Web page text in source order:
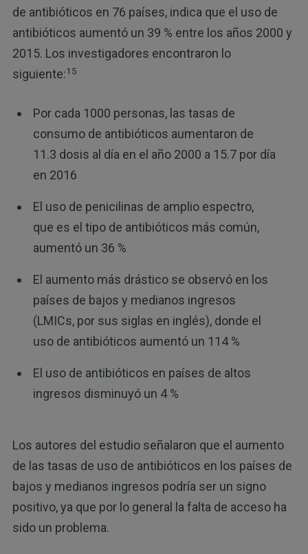
de antibióticos en 76 países, indica que el uso de
antibióticos aumentó un 39 % entre los años 2000 y
2015. Los investigadores encontraron lo
siguiente:15
Por cada 1000 personas, las tasas de
consumo de antibióticos aumentaron de
11.3 dosis al día en el año 2000 a 15.7 por día
en 2016
El uso de penicilinas de amplio espectro,
que es el tipo de antibióticos más común,
aumentó un 36 %
El aumento más drástico se observó en los
países de bajos y medianos ingresos
(LMICs, por sus siglas en inglés), donde el
uso de antibióticos aumentó un 114 %
El uso de antibióticos en países de altos
ingresos disminuyó un 4 %
Los autores del estudio señalaron que el aumento
de las tasas de uso de antibióticos en los países de
bajos y medianos ingresos podría ser un signo
positivo, ya que por lo general la falta de acceso ha
sido un problema.